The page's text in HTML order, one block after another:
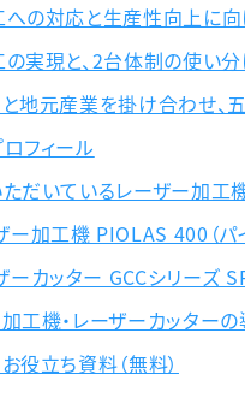
の対応と生産性向上に向
実現と、2台体制の使い
地元産業を掛け合わせ、
フィール
だいているレーザー加工
ー加工機 PIOLAS 400（パ
ーカッター GCCシリーズ
工機・レーザーカッター
役立ち資料（無料）